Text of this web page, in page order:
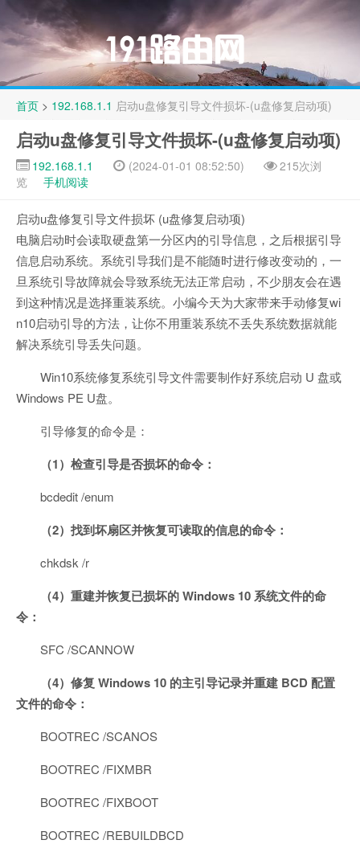
首页 > 192.168.1.1 启动u盘修复引导文件损坏-(u盘修复启动项)
启动u盘修复引导文件损坏-(u盘修复启动项)
192.168.1.1 (2024-01-01 08:52:50)
215次浏
览
手机阅读
启动u盘修复引导文件损坏 (u盘修复启动项)
电脑启动时会读取硬盘第一分区内的引导信息，之后根据引导
信息启动系统。系统引导我们是不能随时进行修改变动的，一
旦系统引导故障就会导致系统无法正常启动，不少朋友会在遇
到这种情况是选择重装系统。小编今天为大家带来手动修复wi
n10启动引导的方法，让你不用重装系统不丢失系统数据就能
解决系统引导丢失问题。
Win10系统修复系统引导文件需要制作好系统启动 U 盘或
Windows PE U盘。
引导修复的命令是：
（1）检查引导是否损坏的命令：
bcdedit /enum
（2）找到坏扇区并恢复可读取的信息的命令：
chkdsk /r
（4）重建并恢复已损坏的 Windows 10 系统文件的命
令：
SFC /SCANNOW
（4）修复 Windows 10 的主引导记录并重建 BCD 配置
文件的命令：
BOOTREC /SCANOS
BOOTREC /FIXMBR
BOOTREC /FIXBOOT
BOOTREC /REBUILDBCD